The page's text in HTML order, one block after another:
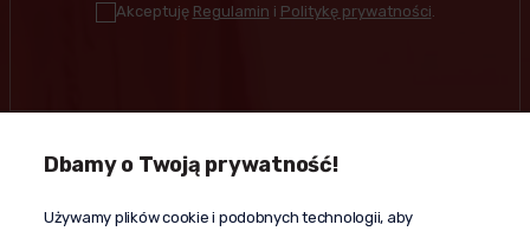
Akceptuję Regulamin i Politykę prywatności
Kontakt
+48 603 610 870
Dbamy o Twoją prywatność!
Używamy plików cookie i podobnych technologii, aby